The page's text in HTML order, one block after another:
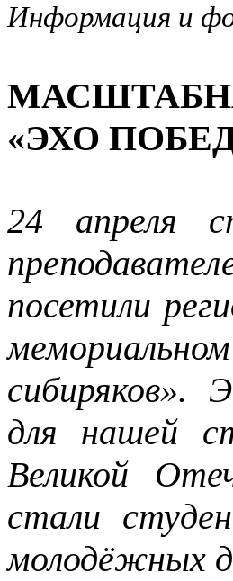
Информация и
«ЭХО
24 апреля
посетили
сибиряков».
для нашей
Великой
стали
молодёжных